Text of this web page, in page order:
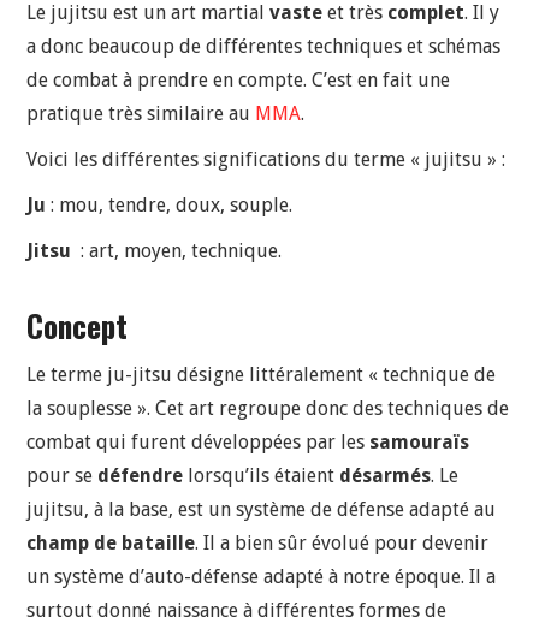
Le jujitsu est un art martialvaste et très complet. Il y
a donc beaucoup de différentes techniques et schémas
de combat à prendre en compte. C’est en fait une
pratique très similaire au MMA.
Voici les différentes significations du terme « jujitsu » :
Ju : mou, tendre, doux, souple.
Jitsu : art, moyen, technique.
Concept
Le terme ju-jitsu désigne littéralement « technique de
la souplesse ». Cet art regroupe donc des techniques de
combat qui furent développées par les samouraïs
pour se défendre lorsqu’ils étaient désarmés. Le
jujitsu, à la base, est un système de défense adapté au
champ de bataille. Il a bien sûr évolué pour devenir
un système d’auto-défense adapté à notre époque. Il a
surtout donné naissance à différentes formes de